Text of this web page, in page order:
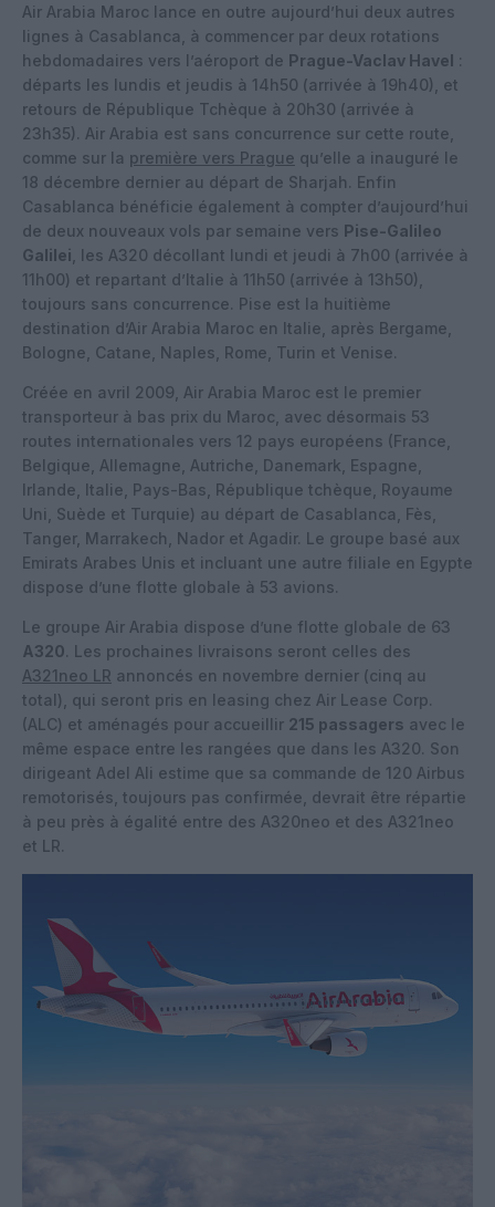
Air Arabia Maroc lance en outre aujourd’hui deux autres
lignes à Casablanca, à commencer par deux rotations
hebdomadaires vers l’aéroport de Prague-Vaclav Havel :
départs les lundis et jeudis à 14h50 (arrivée à 19h40), et
retours de République Tchèque à 20h30 (arrivée à
23h35). Air Arabia est sans concurrence sur cette route,
comme sur la première vers Prague qu’elle a inauguré le
18 décembre dernier au départ de Sharjah. Enfin
Casablanca bénéficie également à compter d’aujourd’hui
de deux nouveaux vols par semaine vers Pise-Galileo
Galilei , les A320 décollant lundi et jeudi à 7h00 (arrivée à
11h00) et repartant d’Italie à 11h50 (arrivée à 13h50),
toujours sans concurrence. Pise est la huitième
destination d’Air Arabia Maroc en Italie, après Bergame,
Bologne, Catane, Naples, Rome, Turin et Venise.
Créée en avril 2009, Air Arabia Maroc est le premier
transporteur à bas prix du Maroc, avec désormais 53
routes internationales vers 12 pays européens (France,
Belgique, Allemagne, Autriche, Danemark, Espagne,
Irlande, Italie, Pays-Bas, République tchèque, Royaume
Uni, Suède et Turquie) au départ de Casablanca, Fès,
Tanger, Marrakech, Nador et Agadir. Le groupe basé aux
Emirats Arabes Unis et incluant une autre filiale en Egypte
dispose d’une flotte globale à 53 avions.
Le groupe Air Arabia dispose d’une flotte globale de 63
A320. Les prochaines livraisons seront celles des
A321neo LR annoncés en novembre dernier (cinq au
total), qui seront pris en leasing chez Air Lease Corp.
(ALC) et aménagés pour accueillir 215 passagers avec le
même espace entre les rangées que dans les A320. Son
dirigeant Adel Ali estime que sa commande de 120 Airbus
remotorisés, toujours pas confirmée, devrait être répartie
à peu près à égalité entre des A320neo et des A321neo
et LR.